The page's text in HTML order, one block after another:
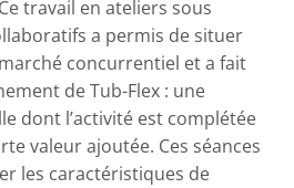
travail en ateliers sous
a permis de situer
concurrentiel et a fait
de Tub-Flex : une
dont l’activité est complétée
valeur ajoutée. Ces séances
les caractéristiques de